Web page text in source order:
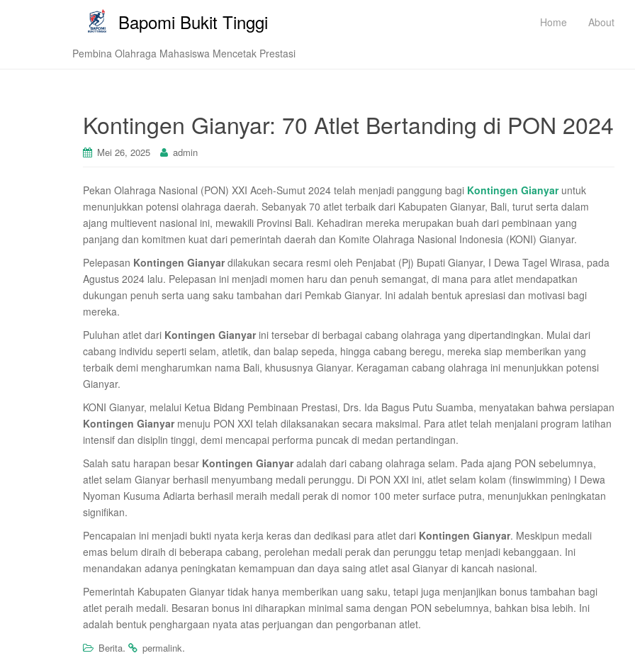
Bapomi Bukit Tinggi
Pembina Olahraga Mahasiswa Mencetak Prestasi
Home About
Kontingen Gianyar: 70 Atlet Bertanding di PON 2024
Mei 26, 2025 admin
Pekan Olahraga Nasional (PON) XXI Aceh-Sumut 2024 telah menjadi panggung bagi Kontingen Gianyaruntuk
menunjukkan potensi olahraga daerah. Sebanyak 70 atlet terbaik dari Kabupaten Gianyar, Bali, turut serta dalam
ajang multievent nasional ini, mewakili Provinsi Bali. Kehadiran mereka merupakan buah dari pembinaan yang
panjang dan komitmen kuat dari pemerintah daerah dan Komite Olahraga Nasional Indonesia (KONI) Gianyar.
Pelepasan Kontingen Gianyardilakukan secara resmi oleh Penjabat (Pj) Bupati Gianyar, I Dewa Tagel Wirasa, pada
Agustus 2024 lalu. Pelepasan ini menjadi momen haru dan penuh semangat, di mana para atlet mendapatkan
dukungan penuh serta uang saku tambahan dari Pemkab Gianyar. Ini adalah bentuk apresiasi dan motivasi bagi
mereka.
Puluhan atlet dari Kontingen Gianyarini tersebar di berbagai cabang olahraga yang dipertandingkan. Mulai dari
cabang individu seperti selam, atletik, dan balap sepeda, hingga cabang beregu, mereka siap memberikan yang
terbaik demi mengharumkan nama Bali, khususnya Gianyar. Keragaman cabang olahraga ini menunjukkan potensi
Gianyar.
KONI Gianyar, melalui Ketua Bidang Pembinaan Prestasi, Drs. Ida Bagus Putu Suamba, menyatakan bahwa persiapan
Kontingen Gianyarmenuju PON XXI telah dilaksanakan secara maksimal. Para atlet telah menjalani program latihan
intensif dan disiplin tinggi, demi mencapai performa puncak di medan pertandingan.
Salah satu harapan besar Kontingen Gianyaradalah dari cabang olahraga selam. Pada ajang PON sebelumnya,
atlet selam Gianyar berhasil menyumbang medali perunggu. Di PON XXI ini, atlet selam kolam (finswimming) I Dewa
Nyoman Kusuma Adiarta berhasil meraih medali perak di nomor 100 meter surface putra, menunjukkan peningkatan
signifikan.
Pencapaian ini menjadi bukti nyata kerja keras dan dedikasi para atlet dari Kontingen Gianyar. Meskipun medali
emas belum diraih di beberapa cabang, perolehan medali perak dan perunggu tetap menjadi kebanggaan. Ini
menandakan adanya peningkatan kemampuan dan daya saing atlet asal Gianyar di kancah nasional.
Pemerintah Kabupaten Gianyar tidak hanya memberikan uang saku, tetapi juga menjanjikan bonus tambahan bagi
atlet peraih medali. Besaran bonus ini diharapkan minimal sama dengan PON sebelumnya, bahkan bisa lebih. Ini
adalah bentuk penghargaan nyata atas perjuangan dan pengorbanan atlet.
Berita. permalink.